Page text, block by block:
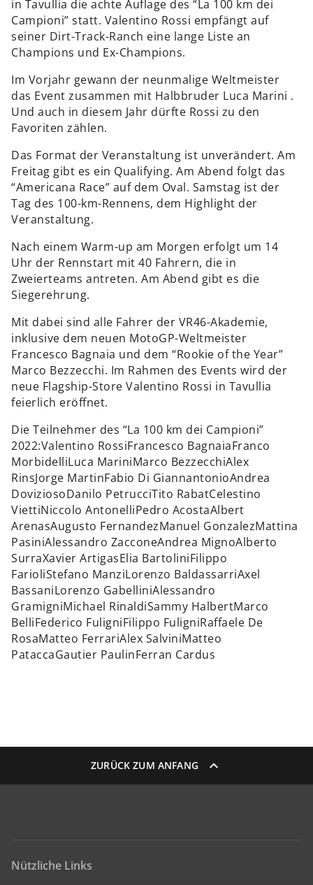
in Tavullia die achte Auflage des “La 100 km dei
Campioni” statt. Valentino Rossi empfängt auf
seiner Dirt-Track-Ranch eine lange Liste an
Champions und Ex-Champions.
Im Vorjahr gewann der neunmalige Weltmeister
das Event zusammen mit Halbbruder Luca Marini .
Und auch in diesem Jahr dürfte Rossi zu den
Favoriten zählen.
Das Format der Veranstaltung ist unverändert. Am
Freitag gibt es ein Qualifying. Am Abend folgt das
“Americana Race” auf dem Oval. Samstag ist der
Tag des 100-km-Rennens, dem Highlight der
Veranstaltung.
Nach einem Warm-up am Morgen erfolgt um 14
Uhr der Rennstart mit 40 Fahrern, die in
Zweierteams antreten. Am Abend gibt es die
Siegerehrung.
Mit dabei sind alle Fahrer der VR46-Akademie,
inklusive dem neuen MotoGP-Weltmeister
Francesco Bagnaia und dem “Rookie of the Year”
Marco Bezzecchi. Im Rahmen des Events wird der
neue Flagship-Store Valentino Rossi in Tavullia
feierlich eröffnet.
Die Teilnehmer des “La 100 km dei Campioni”
2022:Valentino RossiFrancesco BagnaiaFranco
MorbidelliLuca MariniMarco BezzecchiAlex
RinsJorge MartinFabio Di GiannantonioAndrea
DoviziosoDanilo PetrucciTito RabatCelestino
ViettiNiccolo AntonelliPedro AcostaAlbert
ArenasAugusto FernandezManuel GonzalezMattina
PasiniAlessandro ZacconeAndrea MignoAlberto
SurraXavier ArtigasElia BartoliniFilippo
FarioliStefano ManziLorenzo BaldassarriAxel
BassaniLorenzo GabelliniAlessandro
GramigniMichael RinaldiSammy HalbertMarco
BelliFederico FuligniFilippo FuligniRaffaele De
RosaMatteo FerrariAlex SalviniMatteo
PataccaGautier PaulinFerran Cardus
ZURÜCK ZUM ANFANG
Nützliche Links